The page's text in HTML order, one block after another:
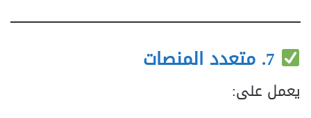
يعمل على: